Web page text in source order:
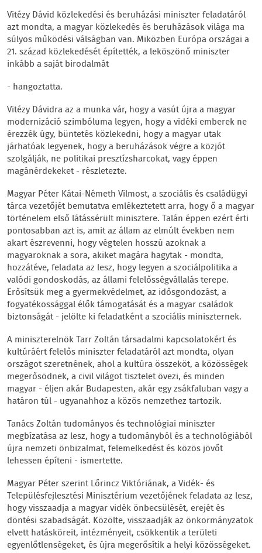
Vitézy Dávid közlekedési és beruházási miniszter feladatáról
azt mondta, a magyar közlekedés és beruházások világa ma
súlyos működési válságban van. Miközben Európa országai a
21. század közlekedését építették, a leköszönő miniszter
inkább a saját birodalmát
- hangoztatta.
Vitézy Dávidra az a munka vár, hogy a vasút újra a magyar
modernizáció szimbóluma legyen, hogy a vidéki emberek ne
érezzék úgy, büntetés közlekedni, hogy a magyar utak
járhatóak legyenek, hogy a beruházások végre a közjót
szolgálják, ne politikai presztízsharcokat, vagy éppen
magánérdekeket - részletezte.
Magyar Péter Kátai-Németh Vilmost, a szociális és családügyi
tárca vezetőjét bemutatva emlékeztetett arra, hogy ő a magyar
történelem első látássérült minisztere. Talán éppen ezért érti
pontosabban azt is, amit az állam az elmúlt években nem
akart észrevenni, hogy végtelen hosszú azoknak a
magyaroknak a sora, akiket magára hagytak - mondta,
hozzátéve, feladata az lesz, hogy legyen a szociálpolitika a
valódi gondoskodás, az állami felelősségvállalás terepe.
Erősítsük meg a gyermekvédelmet, az idősgondozást, a
fogyatékossággal élők támogatását és a magyar családok
biztonságát - jelölte ki feladatként a szociális miniszternek.
A miniszterelnök Tarr Zoltán társadalmi kapcsolatokért és
kultúráért felelős miniszter feladatáról azt mondta, olyan
országot szeretnének, ahol a kultúra összeköt, a közösségek
megerősödnek, a civil világot tisztelet övezi, és minden
magyar - éljen akár Budapesten, akár egy zsákfaluban vagy a
határon túl - ugyanahhoz a közös nemzethez tartozik.
Tanács Zoltán tudományos és technológiai miniszter
megbízatása az lesz, hogy a tudományból és a technológiából
újra nemzeti önbizalmat, felemelkedést és közös jövőt
lehessen építeni - ismertette.
Magyar Péter szerint Lőrincz Viktóriának, a Vidék- és
Településfejlesztési Minisztérium vezetőjének feladata az lesz,
hogy visszaadja a magyar vidék önbecsülését, erejét és
döntési szabadságát. Közölte, visszaadják az önkormányzatok
elvett hatásköreit, intézményeit, csökkentik a területi
egyenlőtlenségeket, és újra megerősítik a helyi közösségeket.